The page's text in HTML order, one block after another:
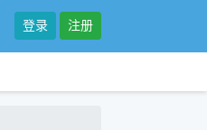
登录 注册